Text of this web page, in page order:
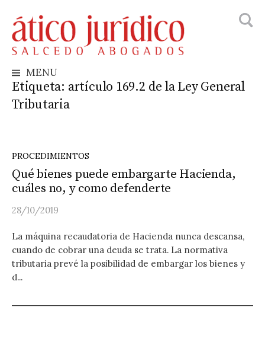
to
content
MENU
Etiqueta: artículo 169.2 de la Ley General
Tributaria
PROCEDIMIENTOS
Qué bienes puede embargarte Hacienda,
cuáles no, y como defenderte
28/10/2019
La máquina recaudatoria de Hacienda nunca descansa,
cuando de cobrar una deuda se trata. La normativa
tributaria prevé la posibilidad de embargar los bienes y
d...